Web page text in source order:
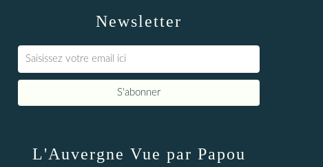
Newsletter
L'Auvergne Vue par Papou